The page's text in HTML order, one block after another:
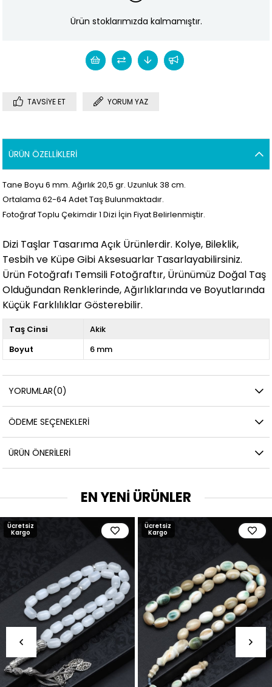
Ürün stoklarımızda kalmamıştır.
TAVSIYE ET YORUM YAZ
ÜRÜN ÖZELLIKLERI
Tane Boyu 6 mm. Ağırlık 20,5 gr. Uzunluk 38 cm.
Ortalama 62-64 Adet Taş Bulunmaktadır.
Fotoğraf Toplu Çekimdir 1 Dizi İçin Fiyat Belirlenmiştir.
Dizi Taşlar Tasarıma Açık Ürünlerdir. Kolye, Bileklik,
Tesbih ve Küpe Gibi Aksesuarlar Tasarlayabilirsiniz.
Ürün Fotoğrafı Temsili Fotoğraftır, Ürünümüz Doğal Taş
Olduğundan Renklerinde, Ağırlıklarında ve Boyutlarında
Küçük Farklılıklar Gösterebilir.
Taş Cinsi
Akik
Boyut
6 mm
YORUMLAR(0)
ÖDEME SEÇENEKLERI
ÜRÜN ÖNERILERI
EN YENİ ÜRÜNLER
Ücretsiz
Kargo
Ücretsiz
Kargo